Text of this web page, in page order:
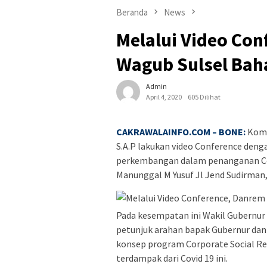
Beranda News
Melalui Video
Wagub Sulsel
Admin
April 4, 2020
605 Dilihat
CAKRAWALAINFO.COM – BONE:
S.A.P lakukan video Conference
perkembangan dalam penanganan
Manunggal M Yusuf Jl Jend
Pada kesempatan ini Wakil
petunjuk arahan bapak Gubernur
konsep program Corporate Social
terdampak dari Covid 19 ini.